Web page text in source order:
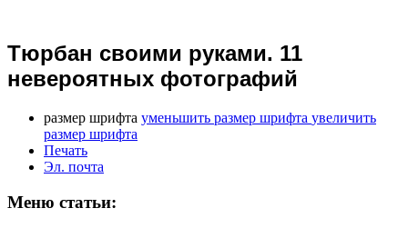
Тюрбан своими руками. 11
невероятных фотографий
размер шрифта уменьшить размер шрифта увеличить
размер шрифта
Печать
Эл. почта
Меню статьи: